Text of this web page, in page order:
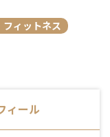
ィットネス
ィール